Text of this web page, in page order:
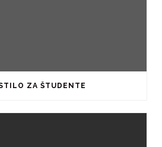
ZA ŠTUDENTE